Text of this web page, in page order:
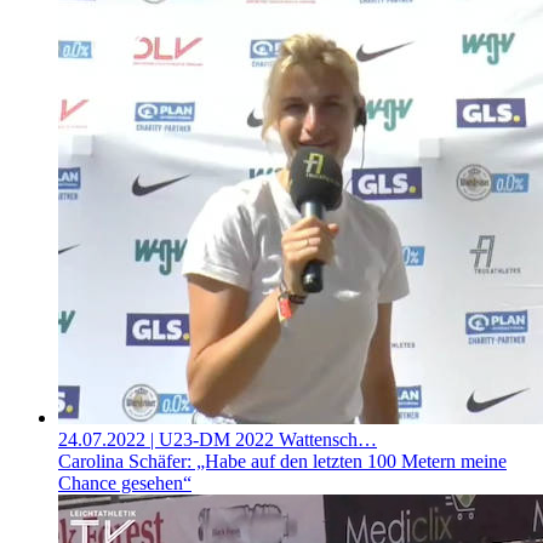
24.07.2022 | U23-DM 2022 Wattensch…
Carolina Schäfer: „Habe auf den letzten 100 Metern meine
Chance gesehen“